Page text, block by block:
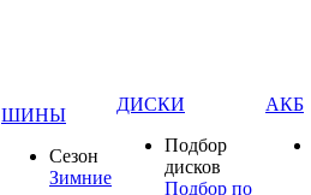
ШИНЫ
Сезон
Зимние
ДИСКИ
Подбор
дисков
Подбор по
АКБ